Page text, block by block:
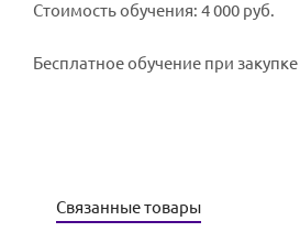
Стоимость обучения: 4 000 руб.
Бесплатное обучение при
Связанные товары